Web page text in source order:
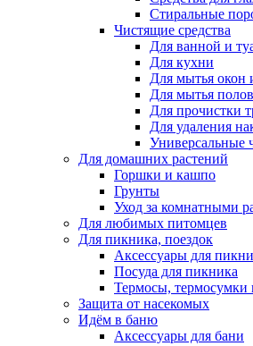
Стиральные
Чистящие средства
Для ванной и
Для кухни
Для мытья окон
Для мытья полов
Для прочистки
Для удаления
Универсальные
Для домашних растений
Горшки и кашпо
Грунты
Уход за комнатными
Для любимых питомцев
Для пикника, поездок
Аксессуары для
Посуда для пикника
Термосы, термосумки
Защита от насекомых
Идём в баню
Аксессуары для бани